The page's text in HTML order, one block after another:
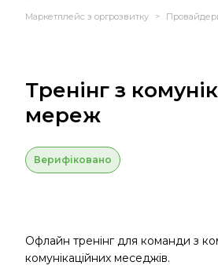
Маркетплейс з оргрозвитку >
Тренінг з
мереж
Верифіковано
Офлайн тренінг для команди з
комунікаційних меседжів.